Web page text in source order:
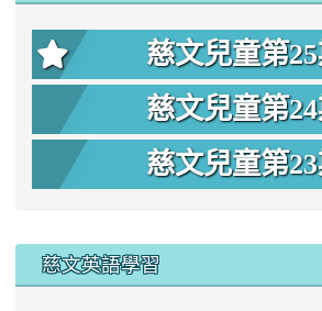
慈文兒童第
慈文兒童第
慈文兒童第
慈文英語學習